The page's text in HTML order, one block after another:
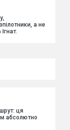
а не
ця
абсолютно